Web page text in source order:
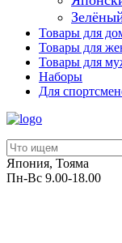
Товары для
Товары для
Товары для
Наборы
Для
Япония, Тояма
Пн-Вс 9.00-18.00